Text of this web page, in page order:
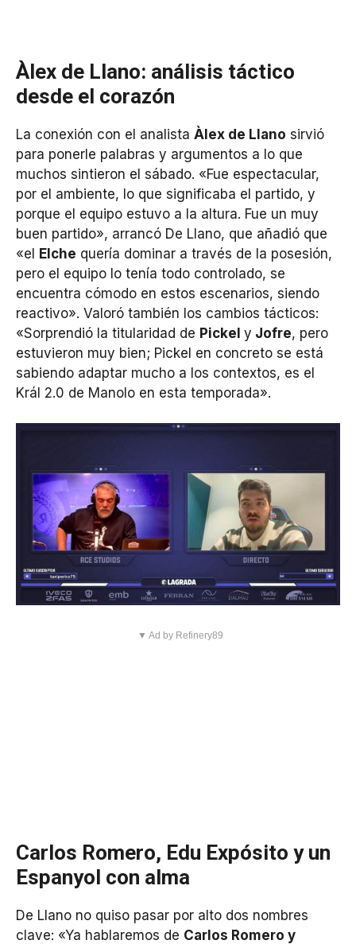
Àlex de Llano: análisis táctico
desde el corazón
La conexión con el analista Àlex de Llano sirvió
para ponerle palabras y argumentos a lo que
muchos sintieron el sábado. «Fue espectacular,
por el ambiente, lo que significaba el partido, y
porque el equipo estuvo a la altura. Fue un muy
buen partido», arrancó De Llano, que añadió que
«el Elche quería dominar a través de la posesión,
pero el equipo lo tenía todo controlado, se
encuentra cómodo en estos escenarios, siendo
reactivo». Valoró también los cambios tácticos:
«Sorprendió la titularidad de Pickel y Jofre, pero
estuvieron muy bien; Pickel en concreto se está
sabiendo adaptar mucho a los contextos, es el
Král 2.0 de Manolo en esta temporada».
▼ Ad by Refinery89
Carlos Romero, Edu Expósito y un
Espanyol con alma
De Llano no quiso pasar por alto dos nombres
clave: «Ya hablaremos de Carlos Romero y